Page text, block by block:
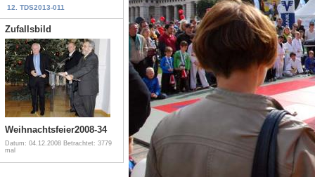
12. TDS2013-011
Zufallsbild
Weihnachtsfeier2008-34
Datum: 04.12.2008 Betrachtet: 3779
mal